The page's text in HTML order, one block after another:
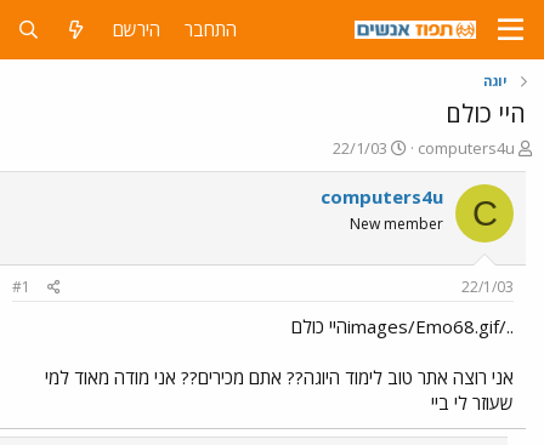
התחבר הירשם
יוגה
היי כולם
פ
ו
ת
ח
ה
ש
computers4u
פ
ו
ר
ם
ר
י
22/1/03
C
computers4u
New member
22/1/03
#1
../images/Emo68.gifהיי כולם
אני רוצה אתר טוב לימוד היוגה?? אתם מכירים?? אני מודה מאוד למי
שעוזר לי ביי